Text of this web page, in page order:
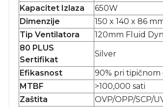
Kapacitet Izlaza
650W
Dimenzije
150 x 140 x 86
Tip Ventilatora
120mm Fluid
80 PLUS
Sertifikat
Silver
Efikasnost
90% pri
MTBF
>100,000 sati
Zaštita
OVP/OPP/SCP/